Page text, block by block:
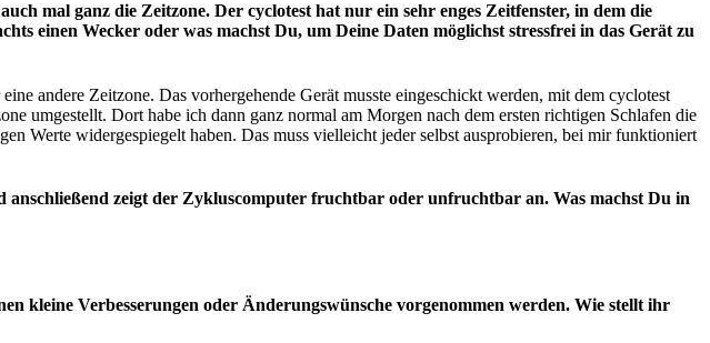
mal ganz die Zeitzone. Der cyclotest hat nur ein sehr enges Zeitfenster, in dem die
einen Wecker oder was machst Du, um Deine Daten möglichst stressfrei in das Gerät zu
andere Zeitzone. Das vorhergehende Gerät musste eingeschickt werden, mit dem cyclotest
umgestellt. Dort habe ich dann ganz normal am Morgen nach dem ersten richtigen Schlafen die
Werte widergespiegelt haben. Das muss vielleicht jeder selbst ausprobieren, bei mir funktioniert
zeigt der Zykluscomputer fruchtbar oder unfruchtbar an. Was machst Du in
kleine Verbesserungen oder Änderungswünsche vorgenommen werden. Wie stellt ihr